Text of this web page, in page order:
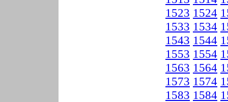
1523 1524
1533 1534
1543 1544
1553 1554
1563 1564
1573 1574
1583 1584